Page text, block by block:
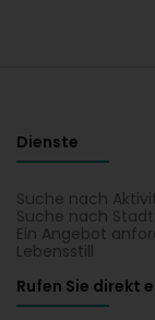
Dienste
Suche nach
Suche nach Stadt
Ein Angebot
Lebensstill
Rufen Sie direkt